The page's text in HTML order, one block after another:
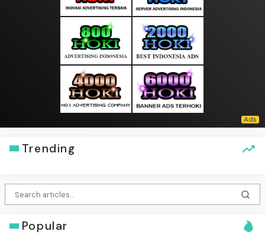
Trending
Popular